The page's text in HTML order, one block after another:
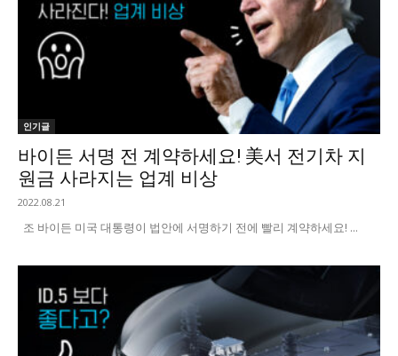
인기글
바이든 서명 전 계약하세요! 美서 전기차 지
원금 사라지는 업계 비상
2022.08.21
조 바이든 미국 대통령이 법안에 서명하기 전에 빨리 계약하세요! ...